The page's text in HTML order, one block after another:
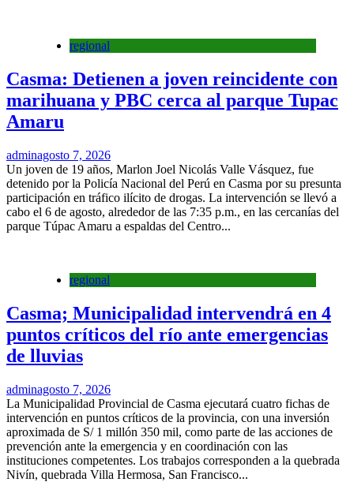
regional
Casma: Detienen a joven reincidente con
marihuana y PBC cerca al parque Tupac
Amaru
adminagosto 7, 2026
Un joven de 19 años, Marlon Joel Nicolás Valle Vásquez, fue
detenido por la Policía Nacional del Perú en Casma por su presunta
participación en tráfico ilícito de drogas. La intervención se llevó a
cabo el 6 de agosto, alrededor de las 7:35 p.m., en las cercanías del
parque Túpac Amaru a espaldas del Centro...
regional
Casma; Municipalidad intervendrá en 4
puntos críticos del río ante emergencias
de lluvias
adminagosto 7, 2026
La Municipalidad Provincial de Casma ejecutará cuatro fichas de
intervención en puntos críticos de la provincia, con una inversión
aproximada de S/ 1 millón 350 mil, como parte de las acciones de
prevención ante la emergencia y en coordinación con las
instituciones competentes. Los trabajos corresponden a la quebrada
Nivín, quebrada Villa Hermosa, San Francisco...